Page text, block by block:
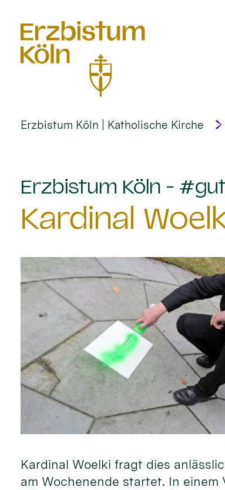
Erzbistum Köln | Katholische Kirche
Erzbistum Köln -
Kardinal
Kardinal Woelki fragt dies
am Wochenende startet. In